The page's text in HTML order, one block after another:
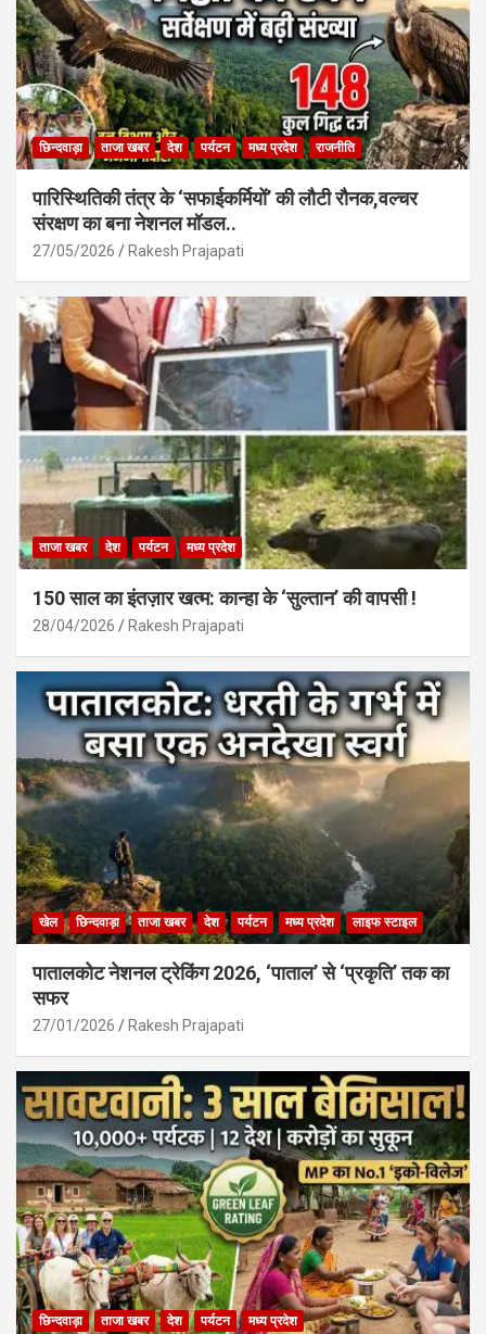
छिन्दवाड़ा ताजा खबर देश पर्यटन मध्य प्रदेश राजनीति
पारिस्थितिकी तंत्र के ‘सफाईकर्मियों’ की लौटी रौनक,वल्चर
संरक्षण का बना नेशनल मॉडल..
27/05/2026 Rakesh Prajapati
ताजा खबर देश पर्यटन मध्य प्रदेश
150 साल का इंतज़ार खत्म: कान्हा के ‘सुल्तान’ की वापसी !
28/04/2026 Rakesh Prajapati
खेल छिन्दवाड़ा ताजा खबर देश पर्यटन मध्य प्रदेश लाइफ स्टाइल
पातालकोट नेशनल ट्रेकिंग 2026, ‘पाताल’ से ‘प्रकृति’ तक का
सफर
27/01/2026 Rakesh Prajapati
छिन्दवाड़ा ताजा खबर देश पर्यटन मध्य प्रदेश